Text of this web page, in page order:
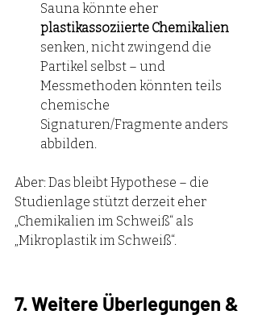
Sauna könnte eher
plastikassoziierte Chemikalien
senken, nicht zwingend die
Partikel selbst – und
Messmethoden könnten teils
chemische
Signaturen/Fragmente anders
abbilden.
Aber: Das bleibt Hypothese – die
Studienlage stützt derzeit eher
„Chemikalien im Schweiß“ als
„Mikroplastik im Schweiß“.
7. Weitere Überlegungen &